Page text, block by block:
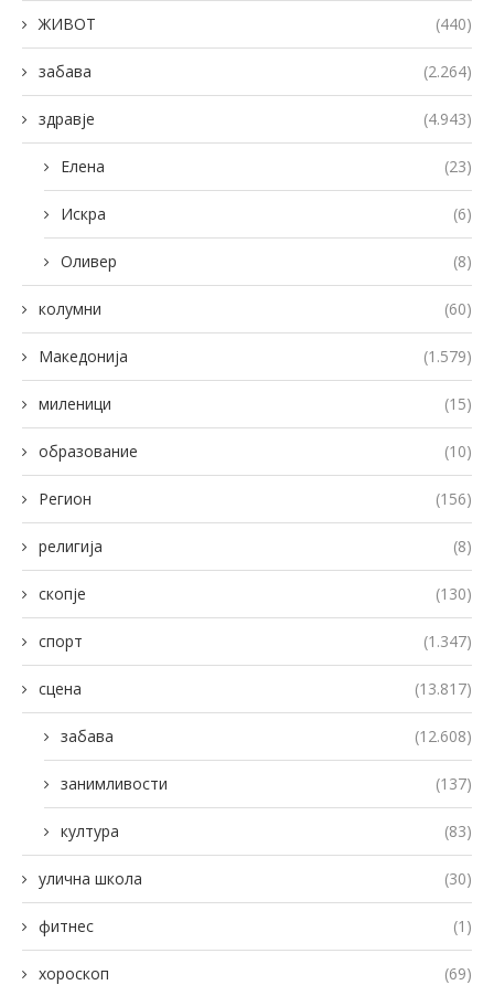
ЖИВОТ (440)
забава (2.264)
здравје (4.943)
Елена (23)
Искра (6)
Оливер (8)
колумни (60)
Македонија (1.579)
миленици (15)
образование (10)
Регион (156)
религија (8)
скопје (130)
спорт (1.347)
сцена (13.817)
забава (12.608)
занимливости (137)
култура (83)
улична школа (30)
фитнес (1)
хороскоп (69)